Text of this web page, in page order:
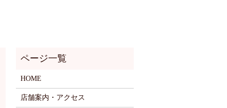
HOME
店舗案内・アクセス